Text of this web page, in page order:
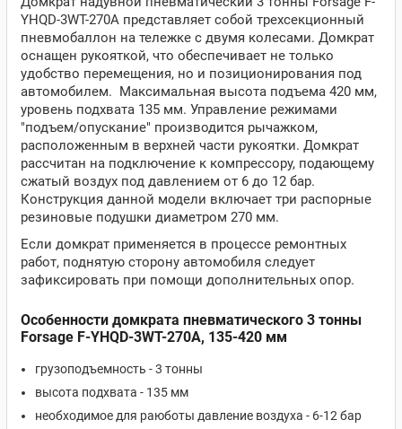
YHQD-3WT-270A представляет собой трехсекционный
пневмобаллон на тележке с двумя колесами. Домкрат
оснащен рукояткой, что обеспечивает не только
удобство перемещения, но и позиционирования под
автомобилем. Максимальная высота подъема 420 мм,
уровень подхвата 135 мм. Управление режимами
"подъем/опускание" производится рычажком,
расположенным в верхней части рукоятки. Домкрат
рассчитан на подключение к компрессору, подающему
сжатый воздух под давлением от 6 до 12 бар.
Конструкция данной модели включает три распорные
резиновые подушки диаметром 270 мм.
Если домкрат применяется в процессе ремонтных
работ, поднятую сторону автомобиля следует
зафиксировать при помощи дополнительных опор.
Особенности домкрата пневматического 3 тонны
Forsage F-YHQD-3WT-270A, 135-420 мм
грузоподъемность - 3 тонны
высота подхвата - 135 мм
необходимое для раюботы давление воздуха - 6-12 бар